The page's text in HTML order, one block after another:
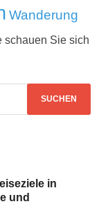
Wanderung
schauen Sie sich
in
und